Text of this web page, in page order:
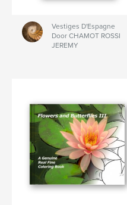
Vestiges D'Espagne
Door CHAMOT ROSSI
JEREMY